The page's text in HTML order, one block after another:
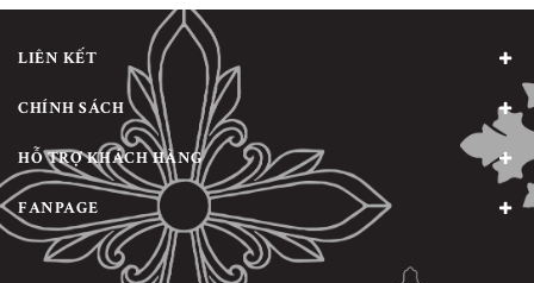
LIÊN KẾT
CHÍNH SÁCH
HỖ TRỢ KHÁCH HÀNG
FANPAGE